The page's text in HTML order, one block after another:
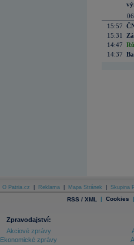
15:57
15:31
14:47
14:37
O Patria.cz Reklama Mapa Stránek Skupina
RSS / XML | Cookies |
Zpravodajství:
Akciové zprávy
Ekonomické zprávy